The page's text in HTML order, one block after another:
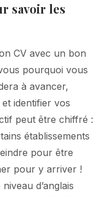
savoir les
CV avec un bon
pourquoi vous
à avancer,
identifier vos
peut être chiffré :
établissements
pour être
pour y arriver !
d’anglais